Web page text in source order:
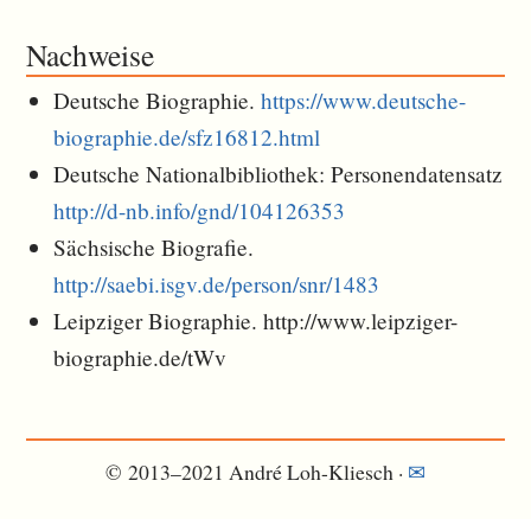
Nachweise
Deutsche Biographie.https://www.deutsche-
biographie.de/sfz16812.html
Deutsche Nationalbibliothek: Personendatensatz
http://d-nb.info/gnd/104126353
Sächsische Biografie.
http://saebi.isgv.de/person/snr/1483
Leipziger Biographie. http://www.leipziger-
biographie.de/tWv
© 2013–2021 André Loh-Kliesch · ✉︎